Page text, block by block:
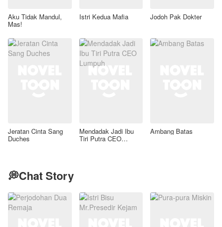
Aku Tidak Mandul,
Mas!
Istri Kedua Mafia Jodoh Pak Dokter
Jeratan Cinta Sang
Duches
Mendadak Jadi Ibu
Tiri Putra CEO
Ambang Batas
💭Chat Story